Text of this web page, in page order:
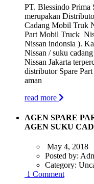
PT. Blessindo Prima
merupakan
Cadang Mobil Truk
Part Mobil Truck
Nissan indonsia ).
Nissan / suku
Nissan Jakarta
distributor Spare
aman
read more
AGEN SPARE
AGEN SUKU
May 4, 2018
Posted by:
Category:
1 Comment